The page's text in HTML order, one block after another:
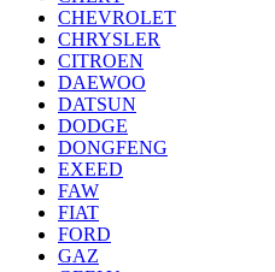
CHEVROLET
CHRYSLER
CITROEN
DAEWOO
DATSUN
DODGE
DONGFENG
EXEED
FAW
FIAT
FORD
GAZ